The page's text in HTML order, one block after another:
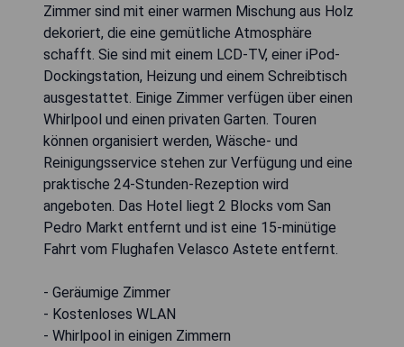
Zimmer sind mit einer warmen Mischung aus Holz
dekoriert, die eine gemütliche Atmosphäre
schafft. Sie sind mit einem LCD-TV, einer iPod-
Dockingstation, Heizung und einem Schreibtisch
ausgestattet. Einige Zimmer verfügen über einen
Whirlpool und einen privaten Garten. Touren
können organisiert werden, Wäsche- und
Reinigungsservice stehen zur Verfügung und eine
praktische 24-Stunden-Rezeption wird
angeboten. Das Hotel liegt 2 Blocks vom San
Pedro Markt entfernt und ist eine 15-minütige
Fahrt vom Flughafen Velasco Astete entfernt.
- Geräumige Zimmer
- Kostenloses WLAN
- Whirlpool in einigen Zimmern